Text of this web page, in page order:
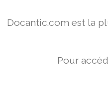
Docantic.com est la
Pour